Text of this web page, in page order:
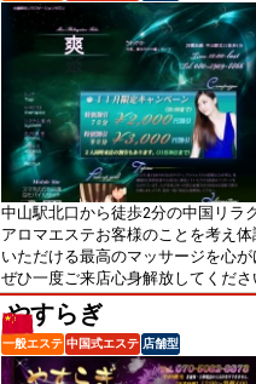
中山駅北口から徒歩2分の中国リラ
アロマエステお客様のことを考え
いただける最高のマッサージを心
ぜひ一度ご来店心身解放してくださ
やすらぎ
一般エステ 中国式エステ 店舗型